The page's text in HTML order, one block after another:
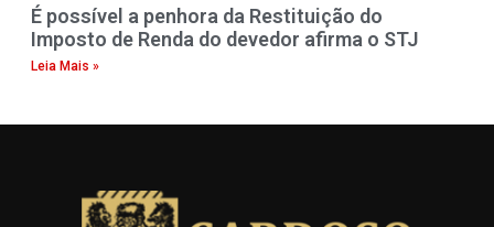
É possível a penhora da Restituição do
Imposto de Renda do devedor afirma o STJ
Leia Mais »